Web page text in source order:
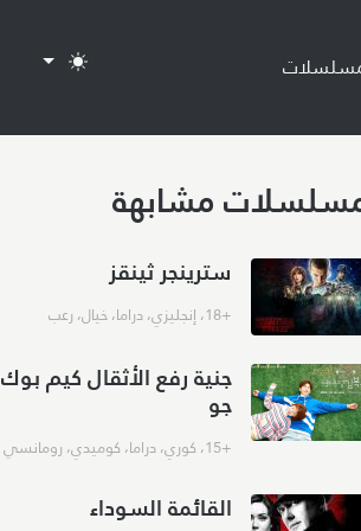
مشابهة
سترينجر ثينقز
+18 ،إنجليزي،دراما،خيال، رعب
جنية رفع الأثقال كيم بوك
جو
+15 ، كوري،دراما، كوميدي، رومانسي
القائمة السوداء